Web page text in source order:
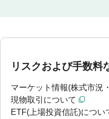
リスクおよび手数料
マーケット情報(株式市況
現物取引について
ETF(上場投資信託)につい